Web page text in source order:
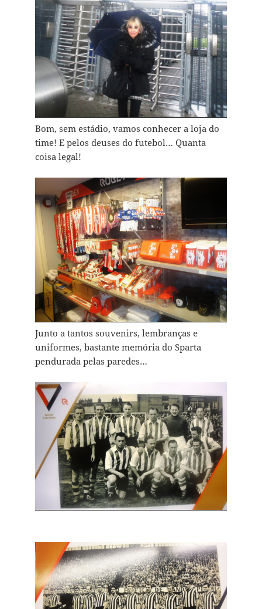
Bom, sem estádio, vamos conhecer a loja do
time! E pelos deuses do futebol… Quanta
coisa legal!
Junto a tantos souvenirs, lembranças e
uniformes, bastante memória do Sparta
pendurada pelas paredes…